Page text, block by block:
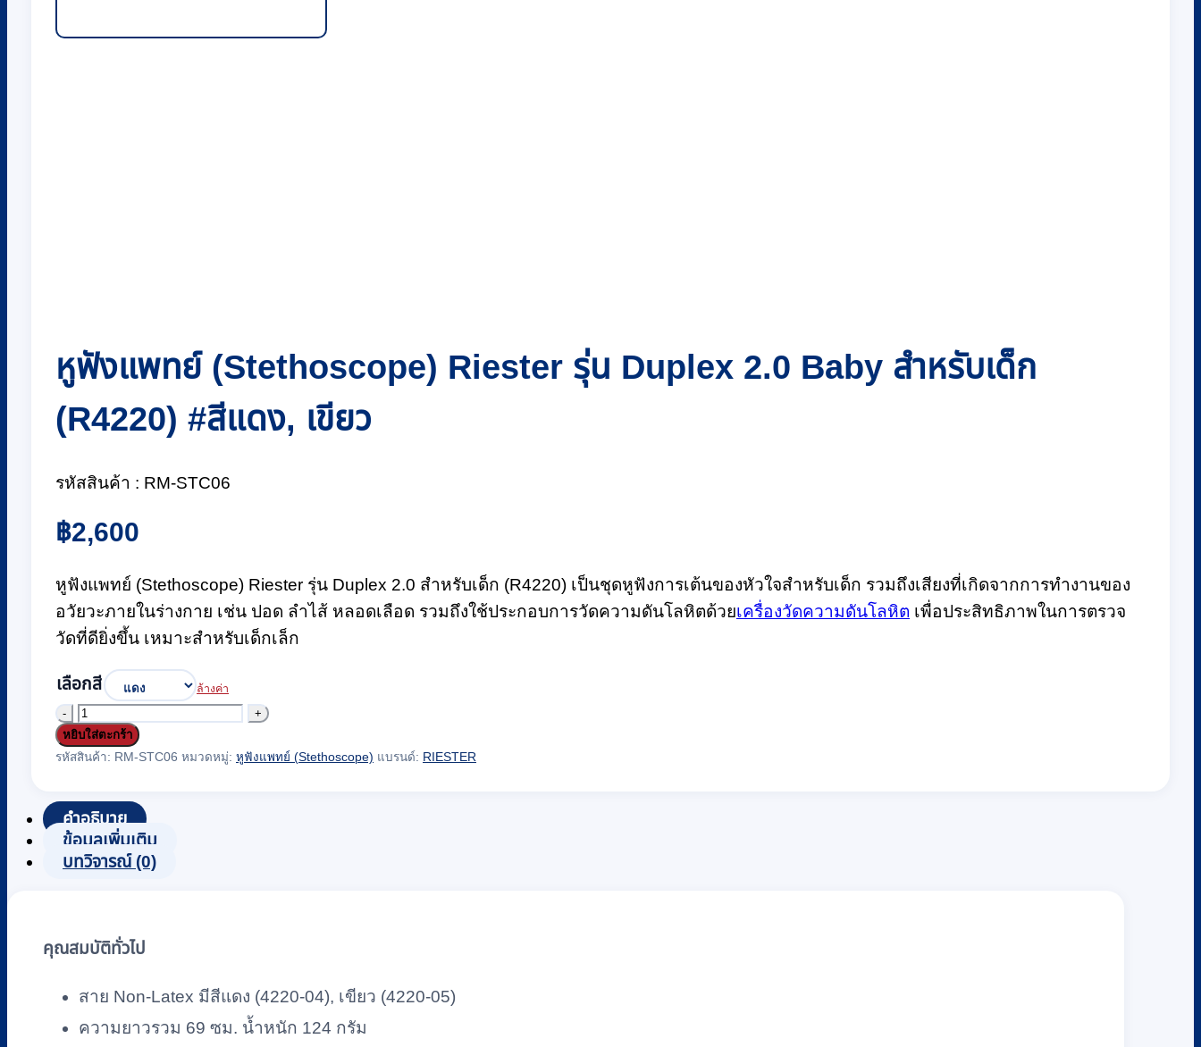
หูฟังแพทย์ (Stethoscope) Riester รุ่น Duplex 2.0 Baby สำหรับเด็ก
(R4220) #สีแดง, เขียว
รหัสสินค้า : RM-STC06
฿2,600
หูฟังแพทย์ (Stethoscope) Riester รุ่น Duplex 2.0 สำหรับเด็ก (R4220) เป็นชุดหูฟังการเต้นของหัวใจสำหรับเด็ก รวมถึงเสียงที่เกิดจากการทำงานของ
อวัยวะภายในร่างกาย เช่น ปอด ลำไส้ หลอดเลือด รวมถึงใช้ประกอบการวัดความดันโลหิตด้วยเครื่องวัดความดันโลหิต เพื่อประสิทธิภาพในการตรวจ
วัดที่ดียิ่งขึ้น เหมาะสำหรับเด็กเล็ก
เลือกสี ล้างค่า
จำนวน
หู
(Stethoscope)
Riester
รุ่น
สำหรับ
(R4220)
#สี
หยิบใส่ตะกร้า
รหัสสินค้า: RM-STC06 หมวดหมู่: หูฟังแพทย์ (Stethoscope) แบรนด์: RIESTER
คำอธิบาย
ข้อมูลเพิ่มเติม
บทวิจารณ์ (0)
คุณสมบัติทั่วไป
สาย Non-Latex มีสีแดง (4220-04), เขียว (4220-05)
ความยาวรวม 69 ซม. น้ำหนัก 124 กรัม